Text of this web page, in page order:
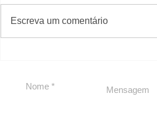
reforçam apoio a
Cláudio Mitidieri
Escreva um comentário
#Sugestões